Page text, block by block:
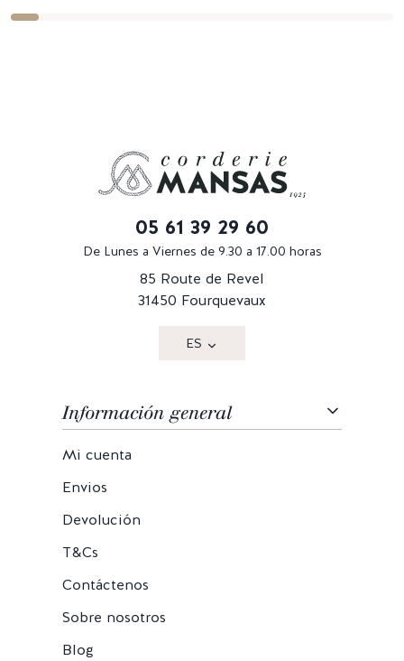
05 61 39 29 60
De Lunes a Viernes de 9.30 a 17.00 horas
85 Route de Revel
31450 Fourquevaux
ES
Información general
Mi cuenta
Envios
Devolución
T&Cs
Contáctenos
Sobre nosotros
Blog